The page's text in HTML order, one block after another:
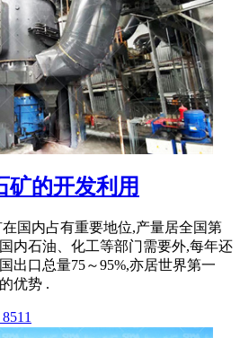
矿的开发利用
国内占有重要地位,产量居全国第
内石油、化工等部门需要外,每年还
出口总量75～95%,亦居世界第一
优势 .